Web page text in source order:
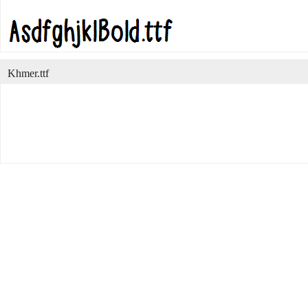
Khmer.ttf